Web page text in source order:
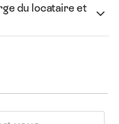
du locataire et